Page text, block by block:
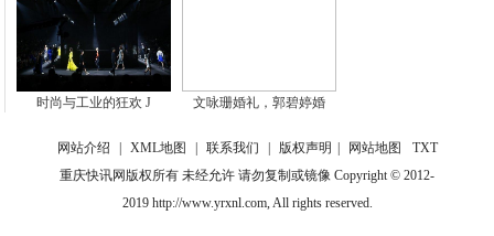
时尚与工业的狂欢 J 文咏珊婚礼，郭碧婷婚
网站介绍 XML地图 联系我们 版权声明 网站地图
TXT
重庆快讯网版权所有 未经允许 请勿复制或镜像 Copyright © 2012-
2019 http://www.yrxnl.com, All rights reserved.